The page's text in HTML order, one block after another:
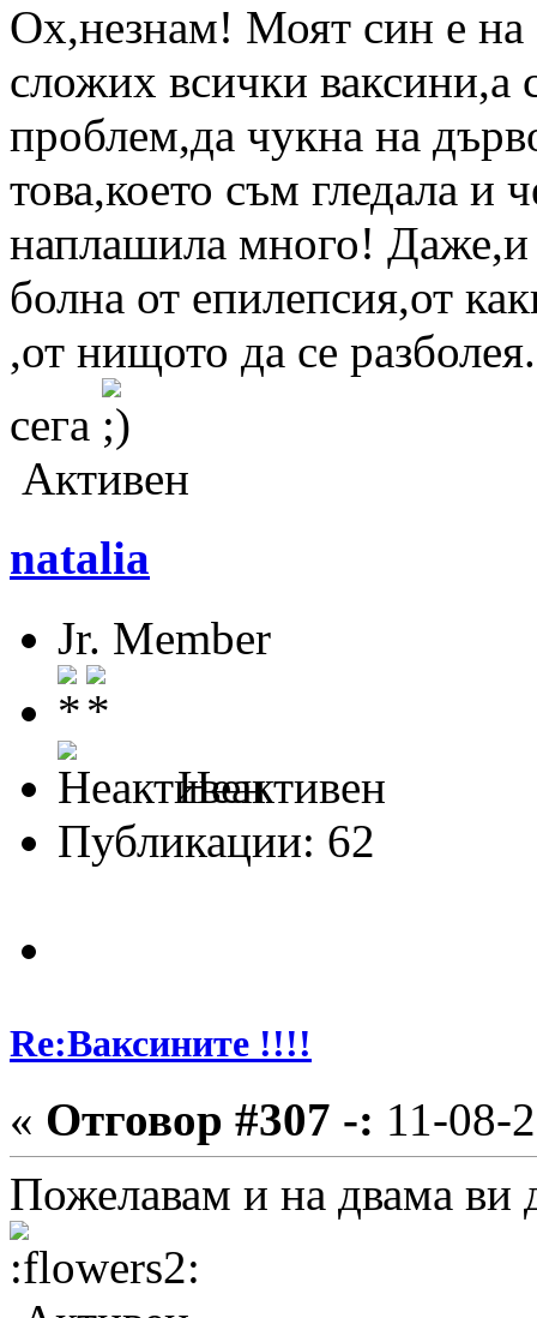
Ох,незнам! Моят син е
сложих всички ваксини,а
проблем,да чукна на
това,което съм гледала и
наплашила много! Даже,и
болна от епилепсия,от
,от нищото да се
сега
Активен
natalia
Jr. Member
Неактивен
Публикации: 62
Re:Ваксините !!!!
« Отговор #307 -: 11-08-
Пожелавам и на двама ви